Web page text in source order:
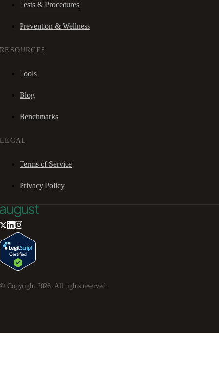
Tests & Procedures
Prevention & Wellness
RESOURCES
Tools
Blog
Benchmarks
LEGAL
Terms of Service
Privacy Policy
© Copyright 2026 . All rights reserved.